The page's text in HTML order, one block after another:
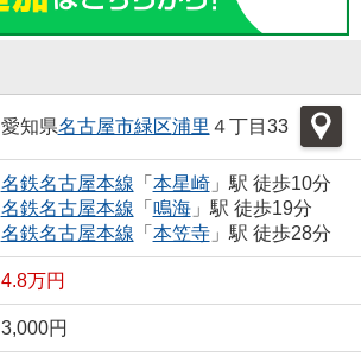
愛知県名古屋市緑区浦里 ４丁目33
名鉄名古屋本線 「 本星崎」駅 徒歩10分
名鉄名古屋本線 「 鳴海」駅 徒歩19分
名鉄名古屋本線 「 本笠寺」駅 徒歩28分
4.8万円
3,000円